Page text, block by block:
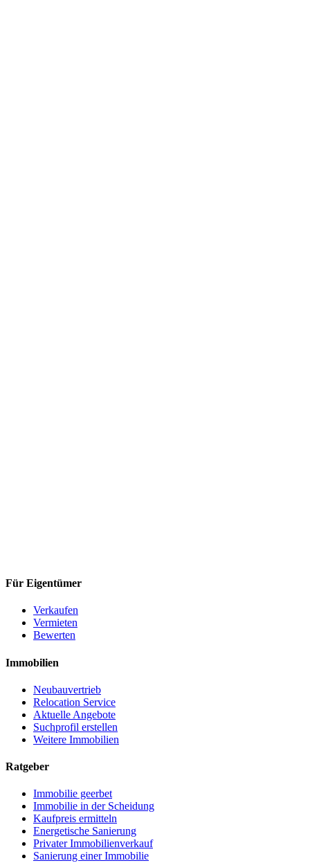
Für Eigentümer
Verkaufen
Vermieten
Bewerten
Immobilien
Neubauvertrieb
Relocation Service
Aktuelle Angebote
Suchprofil erstellen
Weitere Immobilien
Ratgeber
Immobilie geerbet
Immobilie in der Scheidung
Kaufpreis ermitteln
Energetische Sanierung
Privater Immobilienverkauf
Sanierung einer Immobilie